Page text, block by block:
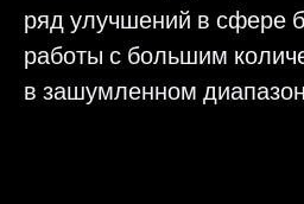
ряд улучшений в сфере
работы с большим
в зашумленном